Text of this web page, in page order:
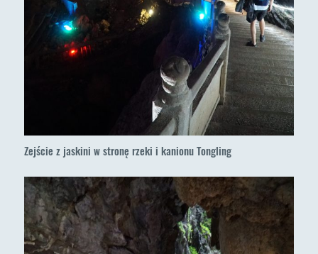
Zejście z jaskini w stronę rzeki i kanionu Tongling